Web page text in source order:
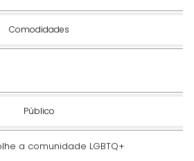
Comodidades
Público
a comunidade LGBTQ+